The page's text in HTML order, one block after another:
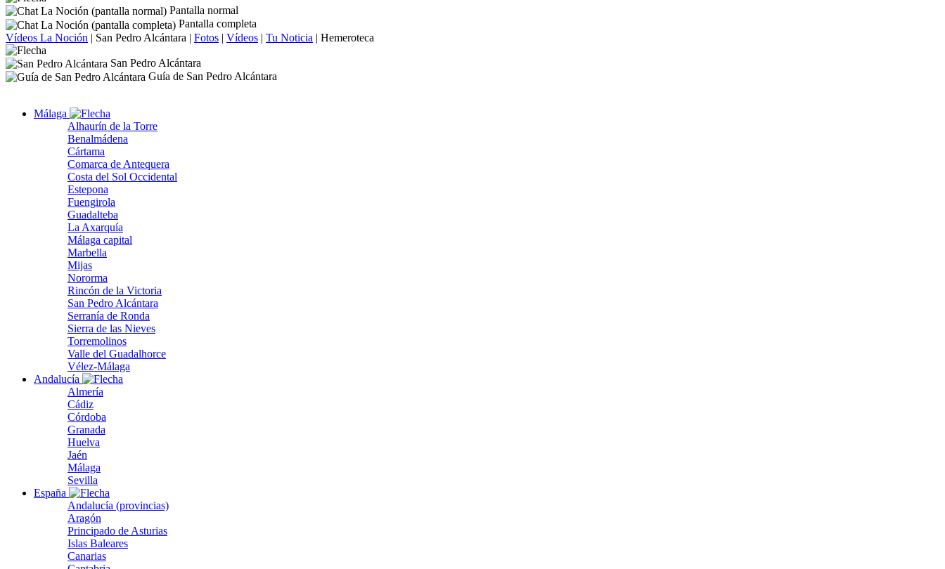
Pantalla normal
Pantalla completa
Vídeos La Noción | San Pedro Alcántara | Fotos | Vídeos | Tu Noticia | Hemeroteca
San Pedro Alcántara
Guía de San Pedro Alcántara
Málaga
Alhaurín de la Torre
Benalmádena
Cártama
Comarca de Antequera
Costa del Sol Occidental
Estepona
Fuengirola
Guadalteba
La Axarquía
Málaga capital
Marbella
Mijas
Nororma
Rincón de la Victoria
San Pedro Alcántara
Serranía de Ronda
Sierra de las Nieves
Torremolinos
Valle del Guadalhorce
Vélez-Málaga
Andalucía
Almería
Cádiz
Córdoba
Granada
Huelva
Jaén
Málaga
Sevilla
España
Andalucía (provincias)
Aragón
Principado de Asturias
Islas Baleares
Canarias